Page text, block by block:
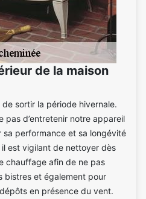
de la maison
de sortir la période hivernale.
pas d’entretenir notre appareil
performance et sa longévité
est vigilant de nettoyer dès
chauffage afin de ne pas
bistres et également pour
en présence du vent.